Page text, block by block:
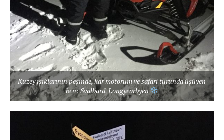
Kuzey ışıklarının peşinde, kar motorum ve safari turunda üşüyen
ben: Svalbard, Longyearbyen